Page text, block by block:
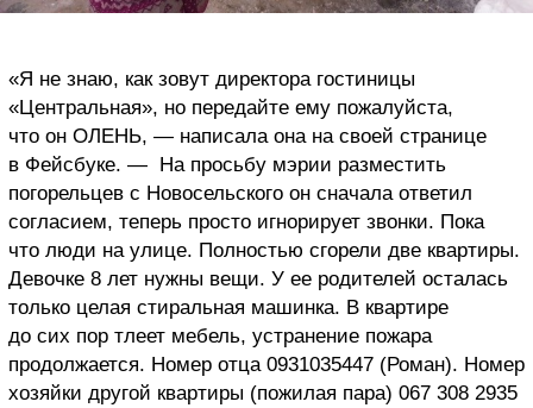
«Я не знаю, как зовут директора гостиницы
«Центральная», но передайте ему пожалуйста,
что он ОЛЕНЬ, — написала она на своей странице
в Фейсбуке. — На просьбу мэрии разместить
погорельцев с Новосельского он сначала ответил
согласием, теперь просто игнорирует звонки. Пока
что люди на улице. Полностью сгорели две квартиры.
Девочке 8 лет нужны вещи. У ее родителей осталась
только целая стиральная машинка. В квартире
до сих пор тлеет мебель, устранение пожара
продолжается. Номер отца 0931035447 (Роман). Номер
хозяйки другой квартиры (пожилая пара) 067 308 2935